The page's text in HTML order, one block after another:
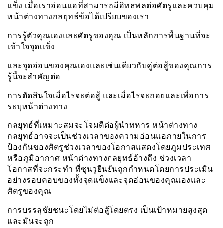
แข็ง เมื่อเราอ่อนแอที่สามารถมีอิทธพลต่อศัตรูและควบคุม
หน้าต่างทางกลยุทธ์ข้อได้เปรียบของเรา
การรู้ตัวคุณเองและศัตรูของคุณ เป็นหลักการพื้นฐานที่จะ
เข้าใจจุดเเข็ง
และจุดอ่อนของคุณเองและเช่นเดียวกับคู่ต่อสู้ของคุณการ
รู้นี้จะสำคัญต่อ
การตัดสินใจเมื่อไรจะต่อสู้ และเมื่อไรจะถอยและเพื่อการ
ระบุหน้าต่างทาง
กลยุทธ์ที่เหมาะสมจะโจมตีต่อผู้นำทหาร หน้าต่างทาง
กลยุทธ์อาจจะเป็นช่วงเวลาของความอ่อนแอภายในการ
ป้องกันของศัตรูช่วงเวลาของโอกาสแสดงโดยภูมประเทศ
หรือภูมิอากาศ หน้าต่างทางกลยุทธ์อ้างถึง ช่วงเวลา
โอกาสที่จะกระทำ ที่ซุนวูยืนยันถูกกำหนดโดยการประเมิน
อย่างรอบคอบของทั้งจุดเเข็งและจุดอ่อนของคุณเองและ
ศัตรูของคุณ
การบรรลุชัยชนะโดยไม่ต่อสู้โดยตรง เป็นเป้าหมายสูงสุด
และมันจะถูก